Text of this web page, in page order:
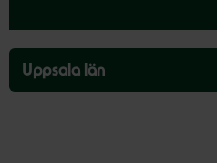
Hoppa
över
menyn
Uppsala län